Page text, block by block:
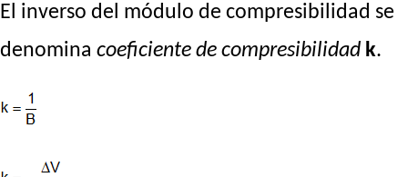
El inverso del módulo de compresibilidad se
denomina coeficiente de compresibilidad k.